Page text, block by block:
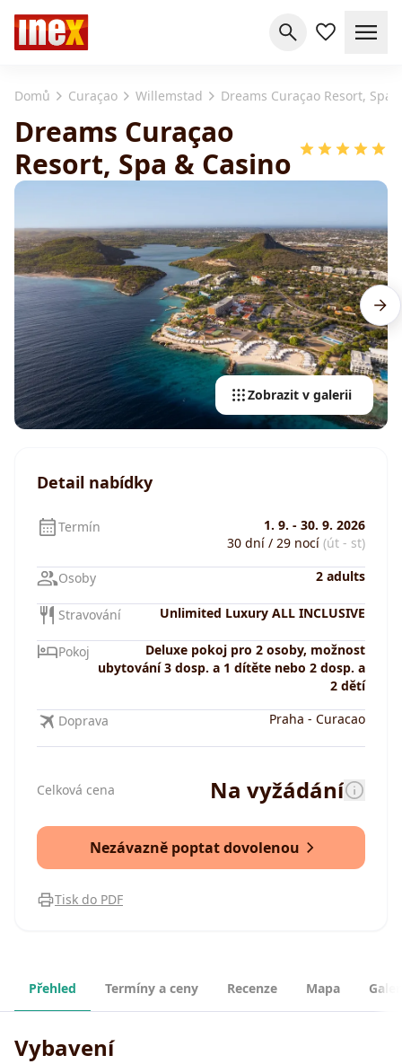
Domů Curaçao Willemstad Dreams Curaçao Resort, Spa
Dreams Curaçao
Resort, Spa & Casino
Zobrazit v galerii
Detail nabídky
Termín 1. 9. - 30. 9. 2026
30 dní / 29 nocí (út - st)
Osoby 2 adults
Stravování Unlimited Luxury ALL INCLUSIVE
Pokoj
Deluxe pokoj pro 2 osoby, možnost
ubytování 3 dosp. a 1 dítěte nebo 2 dosp. a
2 dětí
Doprava Praha - Curacao
Celková cena Na vyžádání
Nezávazně poptat dovolenou
Tisk do PDF
Přehled Termíny a ceny Recenze Mapa
Vybavení